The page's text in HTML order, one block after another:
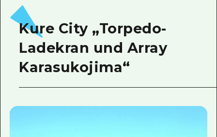
Kure City „Torpedo-
Ladekran und Array
Karasukojima“